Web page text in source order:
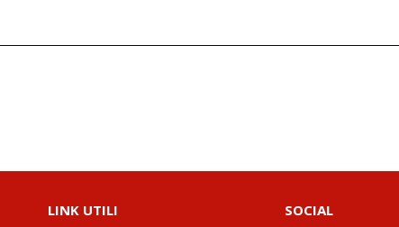
LINK UTILI SOCIAL